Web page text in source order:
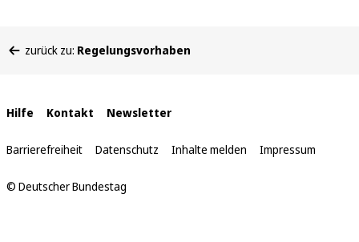
befinden
zurück zu: Regelungsvorhaben
Interne
Links
Hilfe Kontakt Newsletter
Barrierefreiheit Datenschutz Inhalte melden Impressum
© Deutscher Bundestag